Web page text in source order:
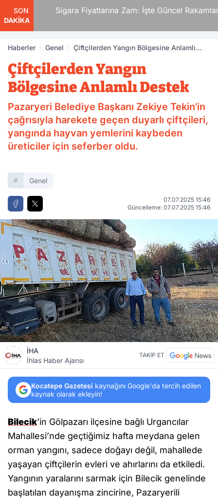
SON
DAKİKA
Sigara Fiyatlarına Zam: İşte Güncel Rakamlar
Haberler Genel
Çiftçilerden Yangın Bölgesine Anlamlı
Çiftçilerden Yangın
Bölgesine Anlamlı Destek
Pazaryeri Belediye Başkanı Zekiye Tekin'in
çağrısıyla harekete geçen duyarlı çiftçileri,
yangında hayvan yemlerini kaybeden
üreticiler için seferber oldu.
Genel
07.07.2025 15:46
Güncelleme: 07.07.2025 15:46
İHA
İhlas Haber Ajansı
TAKİP ET
Kocatepe Gazetesi kaynağını Google'da tercih edilen
kaynak olarak ekleyin!
Bilecik’in Gölpazarı ilçesine bağlı Urgancılar
Mahallesi’nde geçtiğimiz hafta meydana gelen
orman yangını, sadece doğayı değil, mahallede
yaşayan çiftçilerin evleri ve ahırlarını da etkiledi.
Yangının yaralarını sarmak için Bilecik genelinde
başlatılan dayanışma zincirine, Pazaryerili